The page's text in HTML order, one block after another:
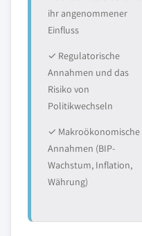
ihr angenommener
Einfluss
✓ Regulatorische
Annahmen und das
Risiko von
Politikwechseln
✓ Makroökonomische
Annahmen (BIP-
Wachstum, Inflation,
Währung)